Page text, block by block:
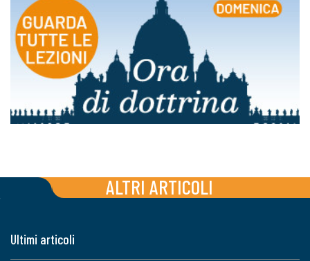
ALTRI ARTICOLI
Ultimi articoli